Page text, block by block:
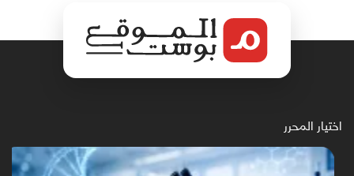
اختيار المحرر